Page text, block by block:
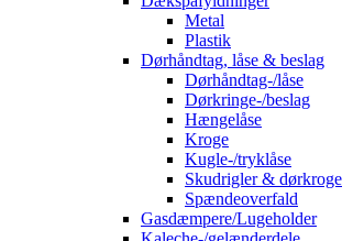
Metal
Plastik
Dørhåndtag, låse & beslag
Dørhåndtag-/låse
Dørkringe-/beslag
Hængelåse
Kroge
Kugle-/tryklåse
Skudrigler & dørkroge
Spændeoverfald
Gasdæmpere/Lugeholder